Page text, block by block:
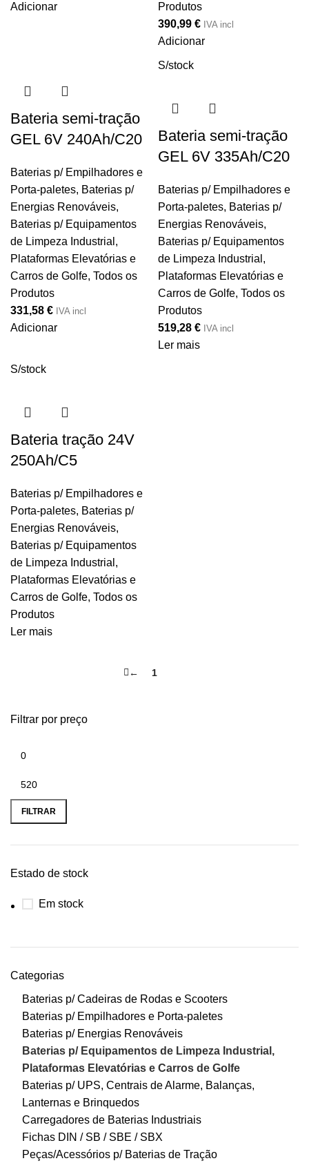
Filtrar por preço
Preço
mínimo
Preço
máximo
FILTRAR
Estado de stock
Em stock
Categorias
Baterias p/ Cadeiras de Rodas e Scooters
Baterias p/ Empilhadores e Porta-paletes
Baterias p/ Energias Renováveis
Baterias p/ Equipamentos de Limpeza Industrial,
Plataformas Elevatórias e Carros de Golfe
Baterias p/ UPS, Centrais de Alarme, Balanças,
Lanternas e Brinquedos
Carregadores de Baterias Industriais
Fichas DIN / SB / SBE / SBX
Peças/Acessórios p/ Baterias de Tração
Adicionar
Produtos
390,99 € IVA incl
Adicionar
Bateria semi-tração
GEL 6V 240Ah/C20
Baterias p/ Empilhadores e
Porta-paletes, Baterias p/
Energias Renováveis,
Baterias p/ Equipamentos
de Limpeza Industrial,
Plataformas Elevatórias e
Carros de Golfe, Todos os
Produtos
331,58 € IVA incl
Adicionar
S/stock
Bateria semi-tração
GEL 6V 335Ah/C20
Baterias p/ Empilhadores e
Porta-paletes, Baterias p/
Energias Renováveis,
Baterias p/ Equipamentos
de Limpeza Industrial,
Plataformas Elevatórias e
Carros de Golfe, Todos os
Produtos
519,28 € IVA incl
Ler mais
S/stock
Bateria tração 24V
250Ah/C5
Baterias p/ Empilhadores e
Porta-paletes, Baterias p/
Energias Renováveis,
Baterias p/ Equipamentos
de Limpeza Industrial,
Plataformas Elevatórias e
Carros de Golfe, Todos os
Produtos
Ler mais
← 1